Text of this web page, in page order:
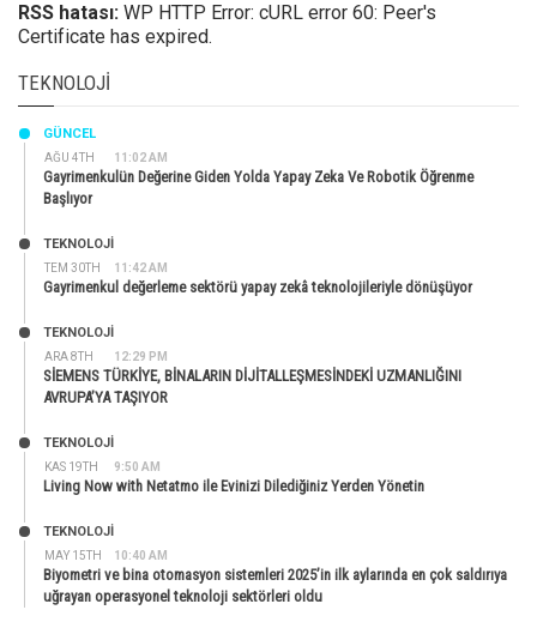
RSS hatası: WP HTTP Error: cURL error 60: Peer's
Certificate has expired.
TEKNOLOJI
AĞU 4TH 11:02 AM
GÜNCEL
Gayrimenkulün Değerine Giden Yolda Yapay Zeka Ve Robotik Öğrenme
Başlıyor
TEM 30TH 11:42 AM
TEKNOLOJİ
Gayrimenkul değerleme sektörü yapay zekâ teknolojileriyle dönüşüyor
ARA 8TH 12:29 PM
TEKNOLOJİ
SİEMENS TÜRKİYE, BİNALARIN DİJİTALLEŞMESİNDEKİ UZMANLIĞINI
AVRUPA’YA TAŞIYOR
KAS 19TH 9:50 AM
TEKNOLOJİ
Living Now with Netatmo ile Evinizi Dilediğiniz Yerden Yönetin
MAY 15TH 10:40 AM
TEKNOLOJİ
Biyometri ve bina otomasyon sistemleri 2025’in ilk aylarında en çok saldırıya
uğrayan operasyonel teknoloji sektörleri oldu